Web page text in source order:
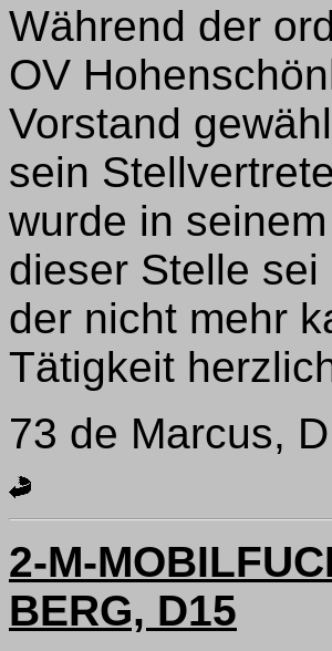
Während der
OV
Vorstand
sein
wurde in
dieser Stelle
der nicht mehr
Tätigkeit
73 de Marcus,
2-M-
BERG, D15